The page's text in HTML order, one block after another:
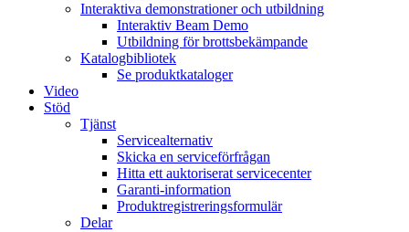
Interaktiva demonstrationer och utbildning
Interaktiv Beam Demo
Utbildning för brottsbekämpande
Katalogbibliotek
Se produktkataloger
Video
Stöd
Tjänst
Servicealternativ
Skicka en serviceförfrågan
Hitta ett auktoriserat servicecenter
Garanti-information
Produktregistreringsformulär
Delar